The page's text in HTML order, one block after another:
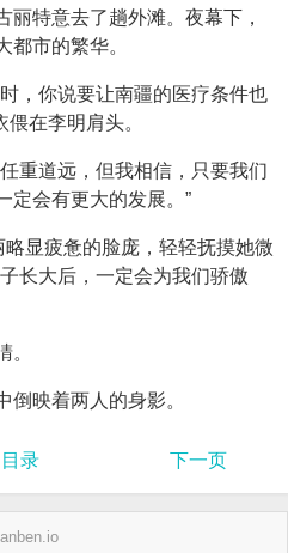
丽特意去了趟外滩。夜幕下，
都市的繁华。
，你说要让南疆的医疗条件也
偎在李明肩头。
重道远，但我相信，只要我们
定会有更大的发展。”
略显疲惫的脸庞，轻轻抚摸她微
长大后，一定会为我们骄傲
。
倒映着两人的身影。
目录 下一页